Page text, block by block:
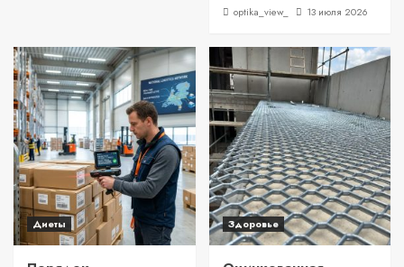
optika_view_ 13 июля 2026
Диеты Здоровье